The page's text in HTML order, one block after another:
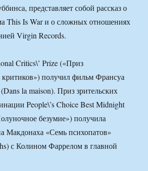
представляет собой рассказ о
This Is War и о сложных отношениях
Virgin Records.
Critics\’ Prize («Приз
получил фильм Франсуа
la maison). Приз зрительских
People\’s Choice Best Midnight
безумие») получила
Макдонаха «Семь психопатов»
с Колином Фаррелом в главной